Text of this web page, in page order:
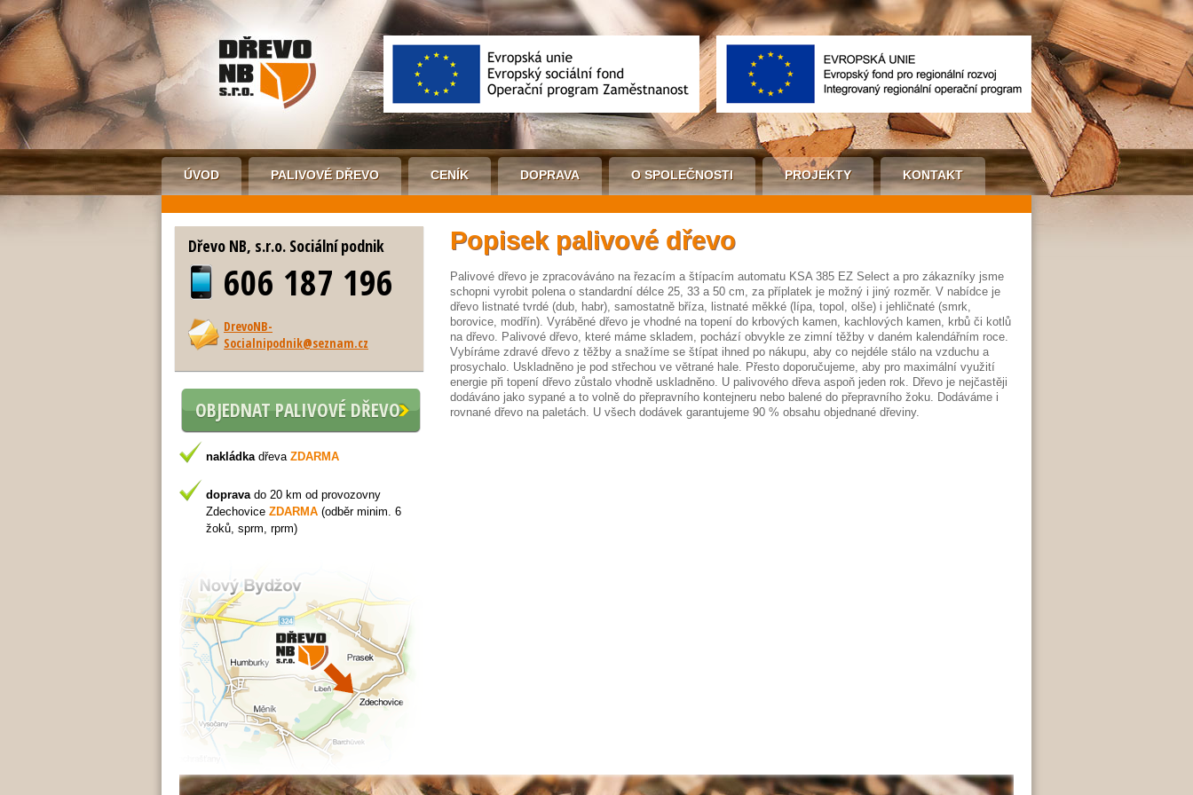
ÚVOD PALIVOVÉ DŘEVO CENÍK DOPRAVA O SPOLEČNOSTI PROJEKTY KONTAKT
Dřevo NB, s.r.o. Sociální podnik
606 187 196
DrevoNB-
Socialnipodnik@seznam.cz
OBJEDNAT PALIVOVÉ DŘEVO
nakládkadřeva ZDARMA
dopravado 20 km od provozovny
Zdechovice ZDARMA (odběr minim. 6
žoků, sprm, rprm)
Popisek palivové dřevo
Palivové dřevo je zpracováváno na řezacím a štípacím automatu KSA 385 EZ Select a pro zákazníky jsme
schopni vyrobit polena o standardní délce 25, 33 a 50 cm, za příplatek je možný i jiný rozměr. V nabídce je
dřevo listnaté tvrdé (dub, habr), samostatně bříza, listnaté měkké (lípa, topol, olše) i jehličnaté (smrk,
borovice, modřín). Vyráběné dřevo je vhodné na topení do krbových kamen, kachlových kamen, krbů či kotlů
na dřevo. Palivové dřevo, které máme skladem, pochází obvykle ze zimní těžby v daném kalendářním roce.
Vybíráme zdravé dřevo z těžby a snažíme se štípat ihned po nákupu, aby co nejdéle stálo na vzduchu a
prosychalo. Uskladněno je pod střechou ve větrané hale. Přesto doporučujeme, aby pro maximální využití
energie při topení dřevo zůstalo vhodně uskladněno. U palivového dřeva aspoň jeden rok. Dřevo je nejčastěji
dodáváno jako sypané a to volně do přepravního kontejneru nebo balené do přepravního žoku. Dodáváme i
rovnané dřevo na paletách. U všech dodávek garantujeme 90 % obsahu objednané dřeviny.